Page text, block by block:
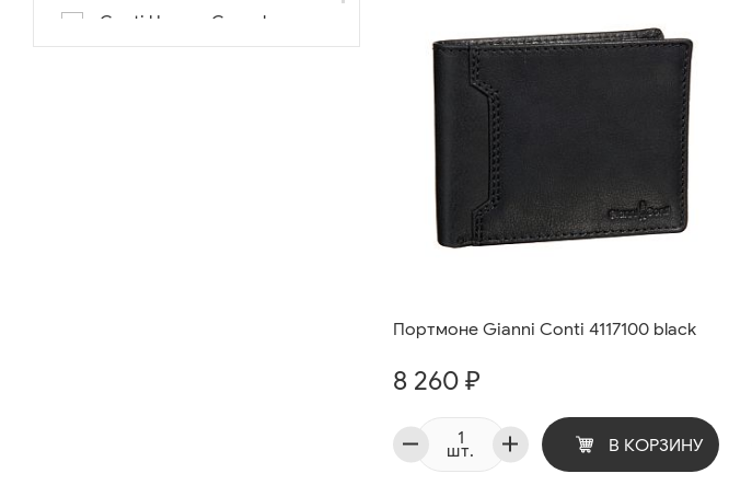
Conti Uomo «Casual»
Портмоне Gianni Conti 4117100 black
8 260 ₽
шт. В КОРЗИНУ